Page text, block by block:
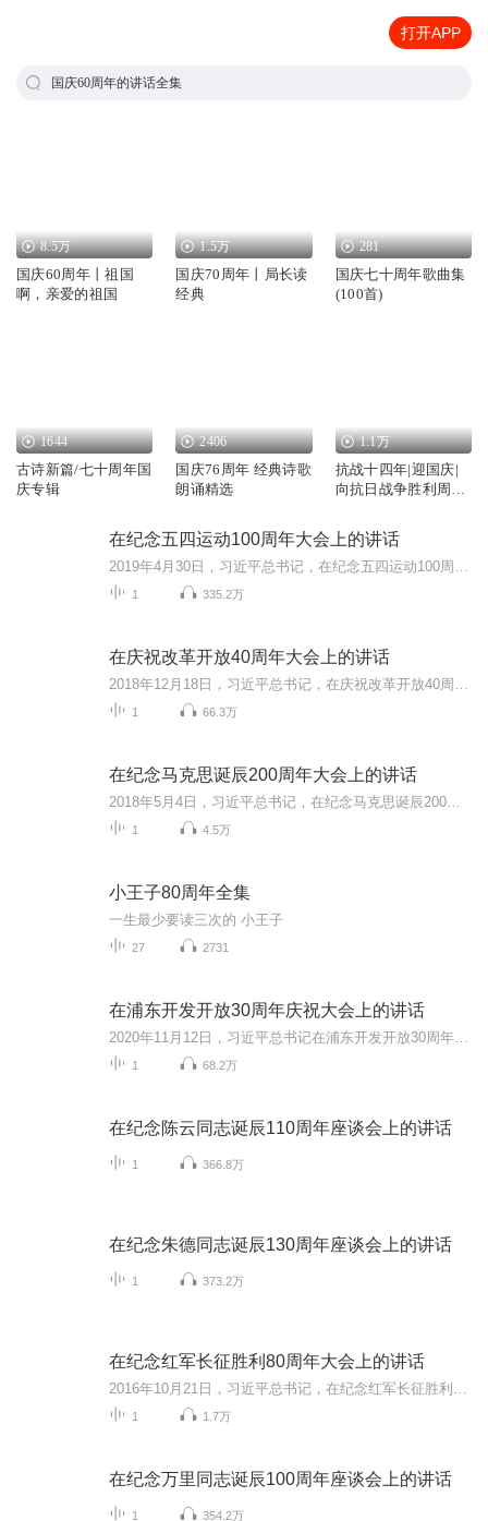
打开APP
国庆60周年的讲话全集
8.5万
国庆60周年丨祖国
啊，亲爱的祖国
1.5万
国庆70周年丨局长读
经典
281
国庆七十周年歌曲集
(100首)
1644
古诗新篇/七十周年国
庆专辑
2406
国庆76周年 经典诗歌
朗诵精选
1.1万
抗战十四年|迎国庆|
向抗日战争胜利周年
在纪念五四运动100周年大会上的讲话
1 335.2万
在庆祝改革开放40周年大会上的讲话
1 66.3万
在纪念马克思诞辰200周年大会上的讲话
1 4.5万
小王子80周年全集
一生最少要读三次的 小王子
27 2731
在浦东开发开放30周年庆祝大会上的讲话
1 68.2万
在纪念陈云同志诞辰110周年座谈会上的讲话
1 366.8万
在纪念朱德同志诞辰130周年座谈会上的讲话
1 373.2万
在纪念红军长征胜利80周年大会上的讲话
1 1.7万
在纪念万里同志诞辰100周年座谈会上的讲话
1 354.2万